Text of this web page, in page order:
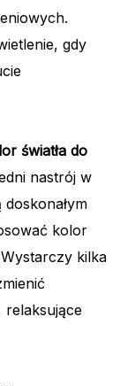
gdy
światła do
nastrój w
kolor
kilka
relaksujące